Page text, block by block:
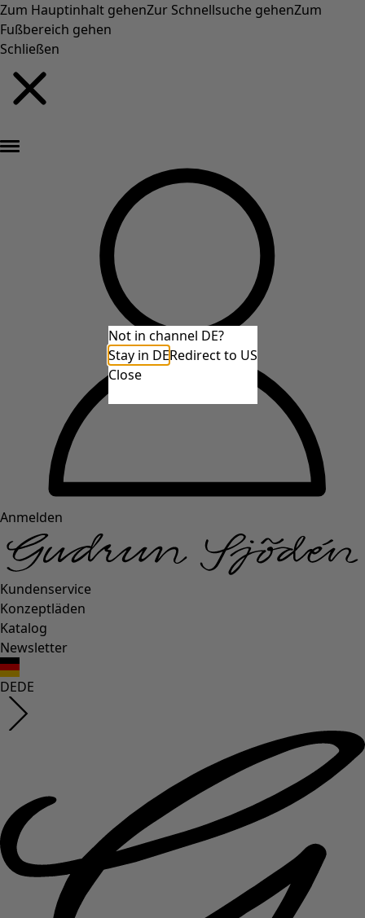
Zum Hauptinhalt gehenZur Schnellsuche gehenZum
Fußbereich gehen
Schließen
Anmelden
Kundenservice
Konzeptläden
Katalog
Newsletter
DEDE
Not in channel DE?
Stay in DERedirect to US
Close